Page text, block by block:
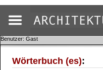
Benutzer: Gast
Wörterbuch (es):